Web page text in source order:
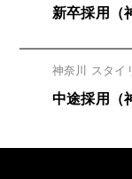
新卒採用（
神奈川 スタイ
中途採用（